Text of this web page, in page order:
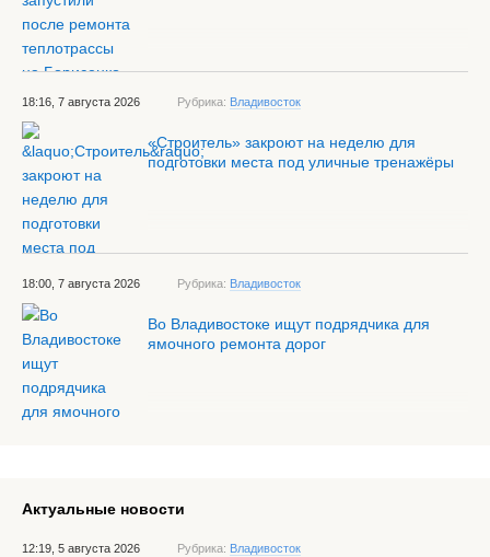
18:16, 7 августа 2026 Рубрика: Владивосток
«Строитель» закроют на неделю для
подготовки места под уличные тренажёры
18:00, 7 августа 2026 Рубрика: Владивосток
Во Владивостоке ищут подрядчика для
ямочного ремонта дорог
Актуальные новости
12:19, 5 августа 2026 Рубрика: Владивосток